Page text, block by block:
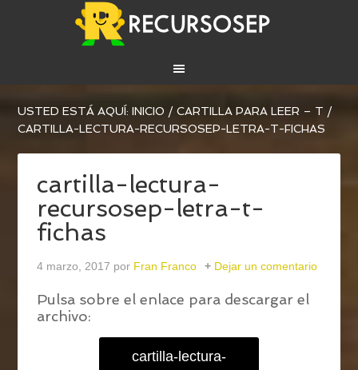
USTED ESTÁ AQUÍ:INICIO / CARTILLA PARA LEER – T /
CARTILLA-LECTURA-RECURSOSEP-LETRA-T-FICHAS
cartilla-lectura-
recursosep-letra-t-
fichas
4 marzo, 2017 por Fran Franco Dejar un comentario
Pulsa sobre el enlace para descargar el
archivo:
cartilla-lectura-